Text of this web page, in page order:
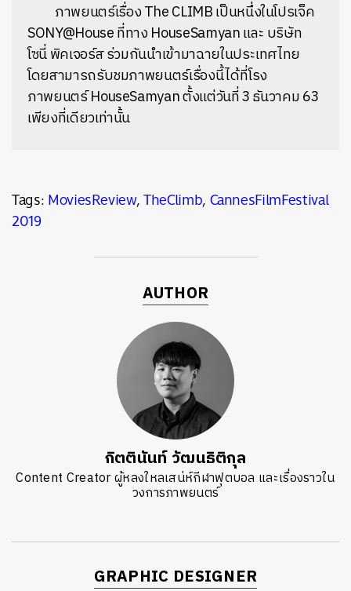
ภาพยนตร์เรื่อง The CLIMB เป็นหนึ่งในโปรเจ็ค
SONY@House ที่ทาง HouseSamyan และ บริษัท
โซนี่ พิคเจอร์ส ร่วมกันนำเข้ามาฉายในประเทศไทย
โดยสามารถรับชมภาพยนตร์เรื่องนี้ได้ที่โรง
ภาพยนตร์ HouseSamyan ตั้งแต่วันที่ 3 ธันวาคม 63
เพียงที่เดียวเท่านั้น
Tags:MoviesReview,TheClimb,CannesFilmFestival
2019
AUTHOR
กิตตินันท์ วัฒนธิติกุล
Content Creator ผู้หลงใหลเสน่ห์กีฬาฟุตบอล และเรื่องราวใน
วงการภาพยนตร์
GRAPHIC DESIGNER